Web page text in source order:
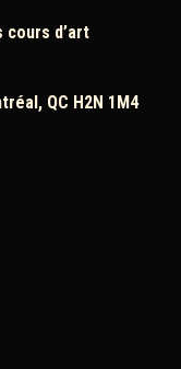
cours d’art
QC H2N 1M4